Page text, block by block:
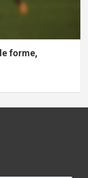
forme,